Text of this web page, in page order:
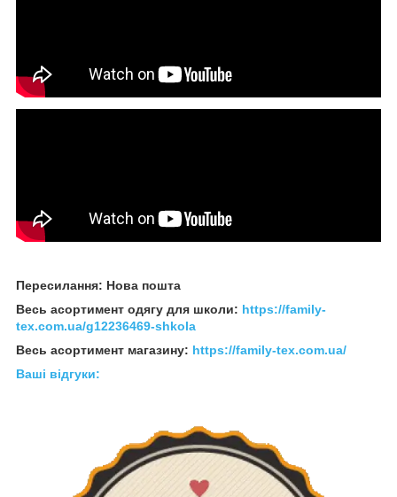
Пересилання: Нова пошта
Весь асортимент одягу для школи: https://family-
tex.com.ua/g12236469-shkola
Весь асортимент магазину: https://family-tex.com.ua/
Ваші відгуки: